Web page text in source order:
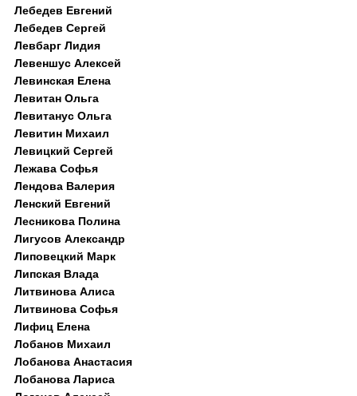
Лебедев Евгений
Лебедев Сергей
Левбарг Лидия
Левеншус Алексей
Левинская Елена
Левитан Ольга
Левитанус Ольга
Левитин Михаил
Левицкий Сергей
Лежава Софья
Лендова Валерия
Ленский Евгений
Лесникова Полина
Лигусов Александр
Липовецкий Марк
Липская Влада
Литвинова Алиса
Литвинова Софья
Лифиц Елена
Лобанов Михаил
Лобанова Анастасия
Лобанова Лариса